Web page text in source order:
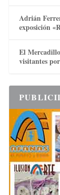
Adrián
exposición
El
visitantes